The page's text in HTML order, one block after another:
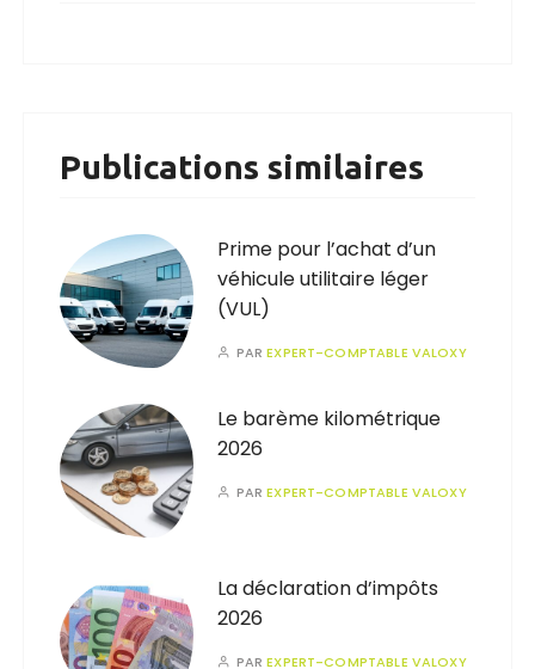
Publications similaires
Prime pour l’achat d’un
véhicule utilitaire léger
(VUL)
PAREXPERT-COMPTABLE VALOXY
Le barème kilométrique
2026
PAREXPERT-COMPTABLE VALOXY
La déclaration d’impôts
2026
PAREXPERT-COMPTABLE VALOXY